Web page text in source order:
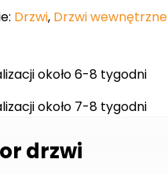
Drzwi, Drzwi wewnętrzne
około 6-8 tygodni
około 7-8 tygodni
drzwi